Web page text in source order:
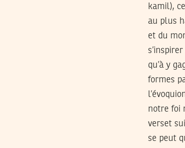
kamil),
au plus
et du
qu’à y
formes
notre foi
verset
se peut